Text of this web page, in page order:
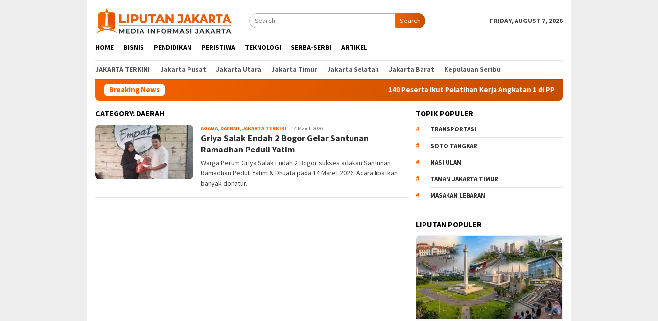
content
Search FRIDAY, AUGUST 7, 2026
HOME BISNIS PENDIDIKAN PERISTIWA TEKNOLOGI SERBA-SERBI ARTIKEL
JAKARTA TERKINI Jakarta Pusat Jakarta Utara Jakarta Timur Jakarta Selatan Jakarta Barat Kepulauan Seribu
Breaking News 140 Peserta Ikut Pelatihan Kerja Angkatan 1 di PPKD Jaksel
CATEGORY: DAERAH
AGAMA, DAERAH, JAKARTA TERKINI Liputan
Jakarta
14 March 2026
Griya Salak Endah 2 Bogor Gelar Santunan
Ramadhan Peduli Yatim
Warga Perum Griya Salak Endah 2 Bogor sukses adakan Santunan
Ramadhan Peduli Yatim & Dhuafa pada 14 Maret 2026. Acara libatkan
banyak donatur.
TOPIK POPULER
TRANSPORTASI
SOTO TANGKAR
NASI ULAM
TAMAN JAKARTA TIMUR
MASAKAN LEBARAN
LIPUTAN POPULER